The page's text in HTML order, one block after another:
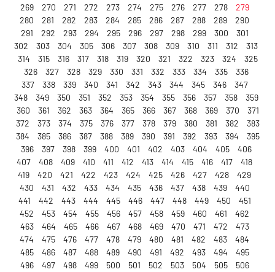
269
270 271 272 273 274 275 276 277 278
279
280
281 282 283 284 285 286 287 288 289
290
291
292 293 294 295 296 297 298 299 300
301
302
303 304 305 306 307 308 309 310 311 312
313
314
315 316 317 318 319 320 321 322 323 324
325
326
327 328 329 330 331 332 333 334 335
336
337
338 339 340 341 342 343 344 345 346
347
348
349 350 351 352 353 354 355 356 357 358
359
360
361 362 363 364 365 366 367 368 369 370
371
372
373 374 375 376 377 378 379 380 381 382
383
384
385 386 387 388 389 390 391 392 393 394
395
396
397 398 399 400 401 402 403 404 405
406
407
408 409 410 411 412 413 414 415 416 417
418
419
420 421 422 423 424 425 426 427 428
429
430
431 432 433 434 435 436 437 438 439
440
441
442 443 444 445 446 447 448 449 450
451
452
453 454 455 456 457 458 459 460 461
462
463
464 465 466 467 468 469 470 471 472
473
474
475 476 477 478 479 480 481 482 483
484
485
486 487 488 489 490 491 492 493 494
495
496
497 498 499 500 501 502 503 504 505
506